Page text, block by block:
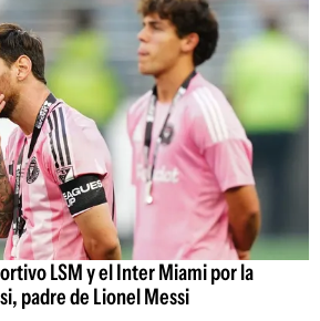
LSM y el Inter Miami por la
padre de Lionel Messi